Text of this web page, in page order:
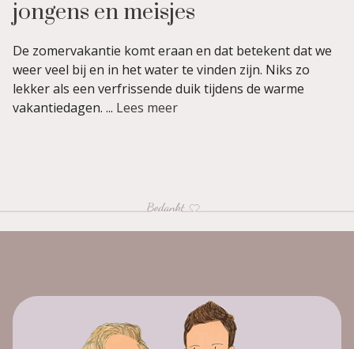
jongens en meisjes
De zomervakantie komt eraan en dat betekent dat we
weer veel bij en in het water te vinden zijn. Niks zo
lekker als een verfrissende duik tijdens de warme
vakantiedagen. ... Lees meer